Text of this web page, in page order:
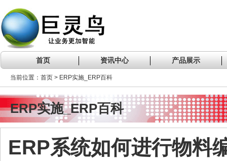
首页 资讯中心 产品展示
当前位置：首页 > ERP实施_ERP百科
ERP实施_ERP百科
ERP系统如何进行物料